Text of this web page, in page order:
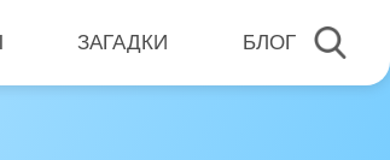
ЗАГАДКИ БЛОГ